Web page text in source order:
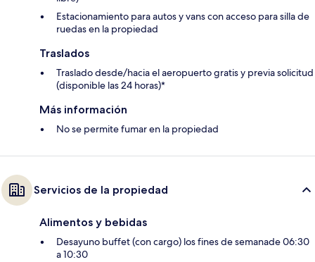
Estacionamiento para autos y vans con acceso para silla de
ruedas en la propiedad
Traslados
Traslado desde/hacia el aeropuerto gratis y previa solicitud
(disponible las 24 horas)*
Más información
No se permite fumar en la propiedad
Servicios de la propiedad
Alimentos y bebidas
Desayuno buffet (con cargo) los fines de semanade 06:30
a 10:30